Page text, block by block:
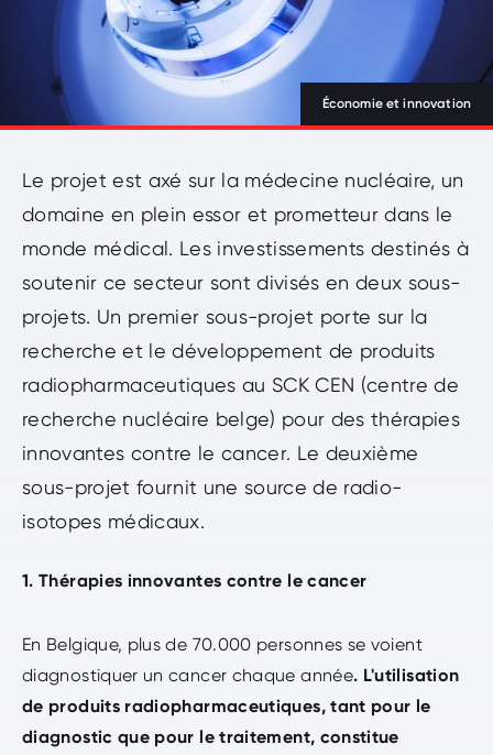
Entrez votre terme de recherche
Rechercher
NL FR
Financé par l’Union européenne
nav.beSupport
Économie et innovation
Le projet est axé sur la médecine nucléaire, un
domaine en plein essor et prometteur dans le
monde médical. Les investissements destinés à
soutenir ce secteur sont divisés en deux sous-
projets. Un premier sous-projet porte sur la
recherche et le développement de produits
radiopharmaceutiques au SCK CEN (centre de
recherche nucléaire belge) pour des thérapies
innovantes contre le cancer. Le deuxième
sous-projet fournit une source de radio-
isotopes médicaux.
1. Thérapies innovantes contre le cancer
En Belgique, plus de 70.000 personnes se voient
diagnostiquer un cancer chaque année. L'utilisation
de produits radiopharmaceutiques, tant pour le
diagnostic que pour le traitement, constitue